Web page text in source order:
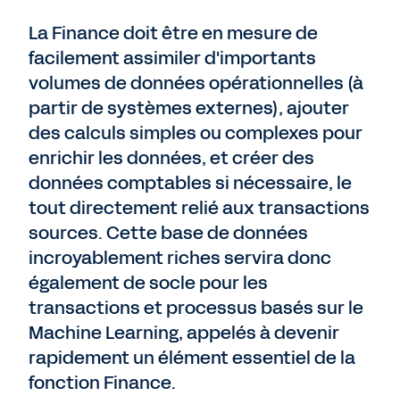
La Finance doit être en mesure de
facilement assimiler d'importants
volumes de données opérationnelles (à
partir de systèmes externes), ajouter
des calculs simples ou complexes pour
enrichir les données, et créer des
données comptables si nécessaire, le
tout directement relié aux transactions
sources. Cette base de données
incroyablement riches servira donc
également de socle pour les
transactions et processus basés sur le
Machine Learning, appelés à devenir
rapidement un élément essentiel de la
fonction Finance.